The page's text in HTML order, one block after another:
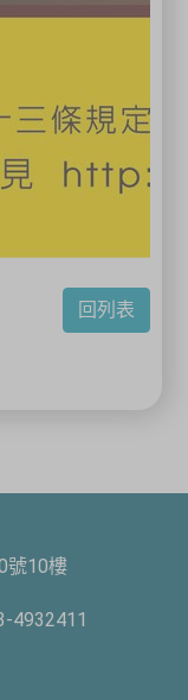
回列表
號10樓
4932411